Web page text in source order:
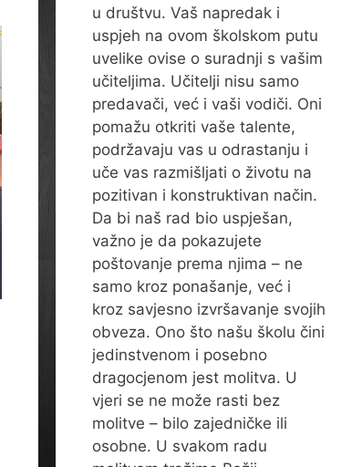
u društvu. Vaš napredak i
uspjeh na ovom školskom putu
uvelike ovise o suradnji s vašim
učiteljima. Učitelji nisu samo
predavači, već i vaši vodiči. Oni
pomažu otkriti vaše talente,
podržavaju vas u odrastanju i
uče vas razmišljati o životu na
pozitivan i konstruktivan način.
Da bi naš rad bio uspješan,
važno je da pokazujete
poštovanje prema njima – ne
samo kroz ponašanje, već i
kroz savjesno izvršavanje svojih
obveza. Ono što našu školu čini
jedinstvenom i posebno
dragocjenom jest molitva. U
vjeri se ne može rasti bez
molitve – bilo zajedničke ili
osobne. U svakom radu